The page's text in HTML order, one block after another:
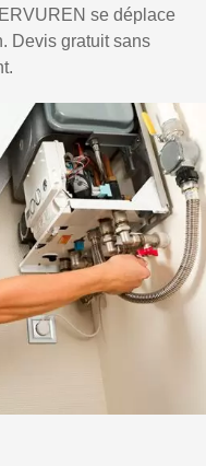
se déplace
Devis gratuit sans